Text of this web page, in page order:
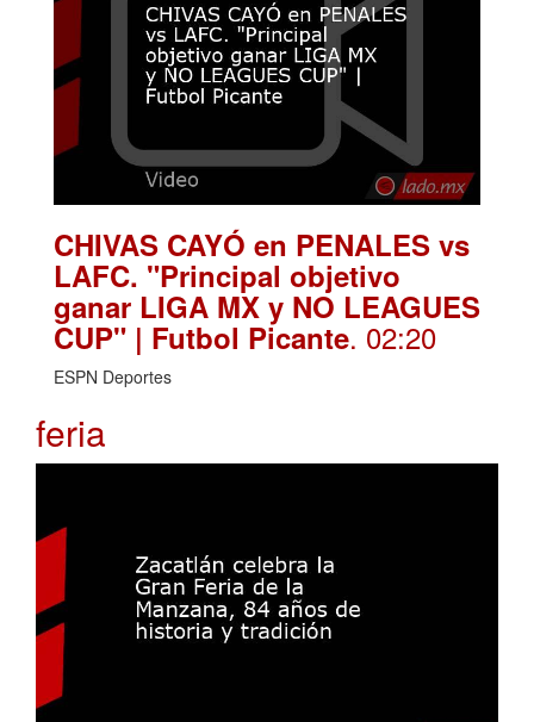
CHIVAS CAYÓ en PENALES vs
LAFC. "Principal objetivo
ganar LIGA MX y NO LEAGUES
CUP" | Futbol Picante. 02:20
ESPN Deportes
feria